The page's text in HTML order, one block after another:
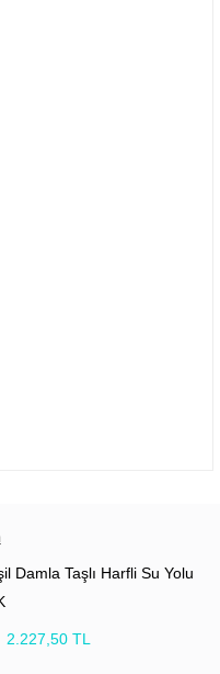
Damla Taşlı Harfli Su Yolu
2.227,50 TL